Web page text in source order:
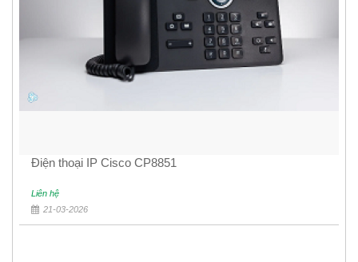
Điện thoại IP Cisco CP8851
Liên hệ
21-03-2026